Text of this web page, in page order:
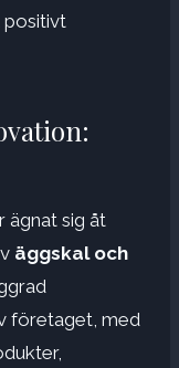
positivt
ägnat sig åt
äggskal och
företaget, med